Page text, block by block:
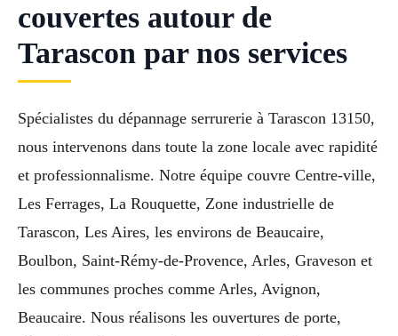
couvertes autour de
Tarascon par nos services
Spécialistes du dépannage serrurerie à Tarascon 13150,
nous intervenons dans toute la zone locale avec rapidité
et professionnalisme. Notre équipe couvre Centre-ville,
Les Ferrages, La Rouquette, Zone industrielle de
Tarascon, Les Aires, les environs de Beaucaire,
Boulbon, Saint-Rémy-de-Provence, Arles, Graveson et
les communes proches comme Arles, Avignon,
Beaucaire. Nous réalisons les ouvertures de porte,